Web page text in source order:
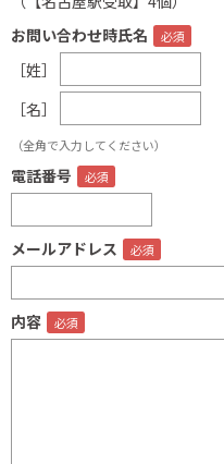
お問い合わせ時氏名
［姓］
［名］
（全角で入力してください）
電話番号
メールアドレス
内容